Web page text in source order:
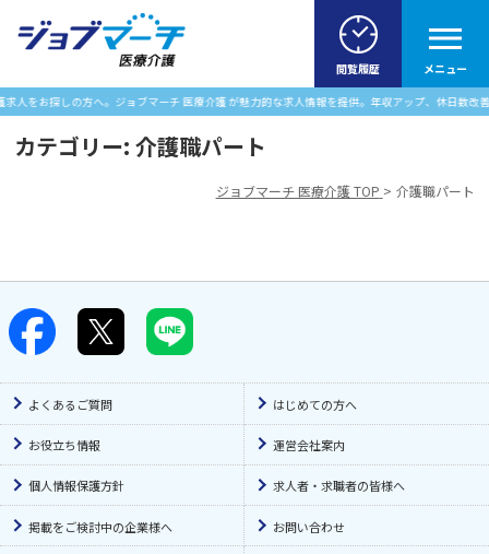
人をお探しの方へ。ジョブマーチ 医療介護 が魅力的な求人情報を提供。年収アップ、休日数改善
閲覧履歴 メニュー
カテゴリー:介護職パート
ジョブマーチ 医療介護 TOP 介護職パート
よくあるご質問 はじめての方へ
お役立ち情報 運営会社案内
個人情報保護方針 求人者・求職者の皆様へ
掲載をご検討中の企業様へ お問い合わせ